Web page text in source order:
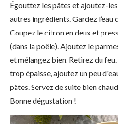
Égouttez les pâtes et ajoutez-
autres ingrédients. Gardez l’eau
Coupez le citron en deux et
(dans la poêle). Ajoutez le
et mélangez bien. Retirez du
trop épaisse, ajoutez un peu
pâtes. Servez de suite bien
Bonne dégustation !